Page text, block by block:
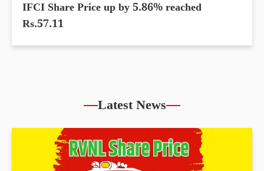
IFCI Share Price up by 5.86% reached
Rs.57.11
Latest News